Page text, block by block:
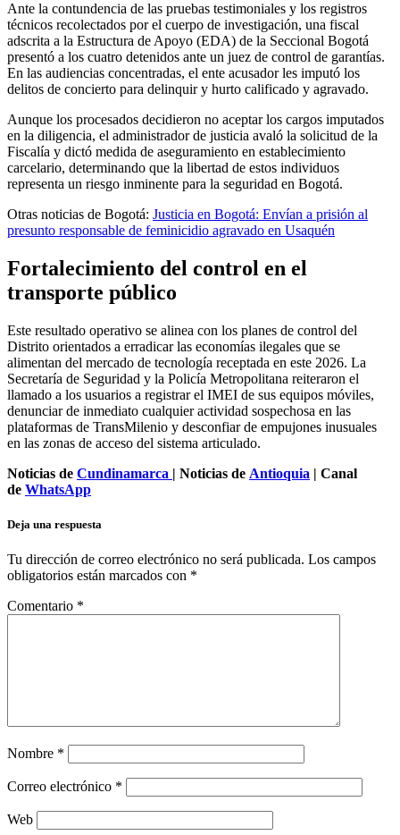
Ante la contundencia de las pruebas testimoniales y los registros
técnicos recolectados por el cuerpo de investigación, una fiscal
adscrita a la Estructura de Apoyo (EDA) de la Seccional Bogotá
presentó a los cuatro detenidos ante un juez de control de garantías.
En las audiencias concentradas, el ente acusador les imputó los
delitos de concierto para delinquir y hurto calificado y agravado.
Aunque los procesados decidieron no aceptar los cargos imputados
en la diligencia, el administrador de justicia avaló la solicitud de la
Fiscalía y dictó medida de aseguramiento en establecimiento
carcelario, determinando que la libertad de estos individuos
representa un riesgo inminente para la seguridad en Bogotá.
Otras noticias de Bogotá: Justicia en Bogotá: Envían a prisión al
presunto responsable de feminicidio agravado en Usaquén
Fortalecimiento del control en el
transporte público
Este resultado operativo se alinea con los planes de control del
Distrito orientados a erradicar las economías ilegales que se
alimentan del mercado de tecnología receptada en este 2026. La
Secretaría de Seguridad y la Policía Metropolitana reiteraron el
llamado a los usuarios a registrar el IMEI de sus equipos móviles,
denunciar de inmediato cualquier actividad sospechosa en las
plataformas de TransMilenio y desconfiar de empujones inusuales
en las zonas de acceso del sistema articulado.
Noticias de Cundinamarca | Noticias de Antioquia | Canal
de WhatsApp
Deja una respuesta
Tu dirección de correo electrónico no será publicada. Los campos
obligatorios están marcados con *
Comentario *
Nombre *
Correo electrónico *
Web